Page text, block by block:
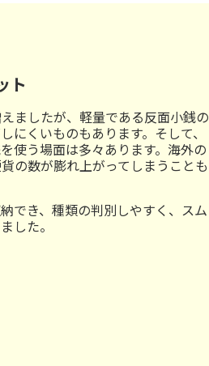
ト
ましたが、軽量である反面小銭の
にくいものもあります。そして、
使う場面は多々あります。海外の
の数が膨れ上がってしまうことも
でき、種類の判別しやすく、スム
した。